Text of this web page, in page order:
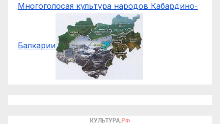
Многоголосая культура народов Кабардино-
Балкарии